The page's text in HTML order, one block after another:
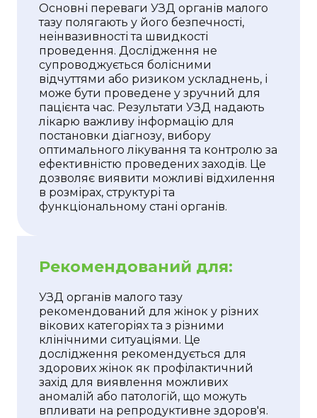
Основні переваги УЗД органів малого
тазу полягають у його безпечності,
неінвазивності та швидкості
проведення. Дослідження не
супроводжується болісними
відчуттями або ризиком ускладнень, і
може бути проведене у зручний для
пацієнта час. Результати УЗД надають
лікарю важливу інформацію для
постановки діагнозу, вибору
оптимального лікування та контролю за
ефективністю проведених заходів. Це
дозволяє виявити можливі відхилення
в розмірах, структурі та
функціональному стані органів.
Рекомендований для:
УЗД органів малого тазу
рекомендований для жінок у різних
вікових категоріях та з різними
клінічними ситуаціями. Це
дослідження рекомендується для
здорових жінок як профілактичний
захід для виявлення можливих
аномалій або патологій, що можуть
впливати на репродуктивне здоров'я.